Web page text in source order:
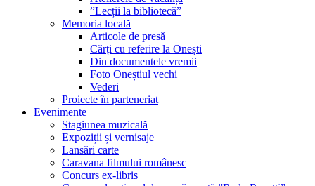
”Lecții la bibliotecă”
Memoria locală
Articole de presă
Cărți cu referire la Onești
Din documentele vremii
Foto Oneștiul vechi
Vederi
Proiecte în parteneriat
Evenimente
Stagiunea muzicală
Expoziții și vernisaje
Lansări carte
Caravana filmului românesc
Concurs ex-libris